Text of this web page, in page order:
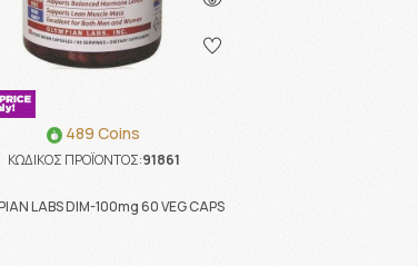
489 Coins
ΚΩΔΙΚΟΣ ΠΡΟΪΟΝΤΟΣ:91861
LABS DIM-100mg 60 VEG CAPS